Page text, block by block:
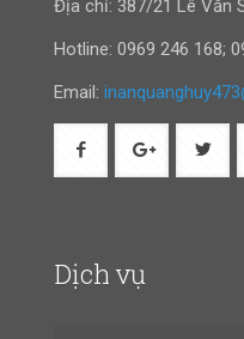
Địa chỉ: 387/21 Lê Văn
Hotline: 0969 246 168;
Email:
Dịch vụ